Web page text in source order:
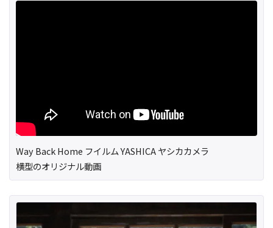
Way Back Home フイルム YASHICA ヤシカカメラ
横型のオリジナル動画